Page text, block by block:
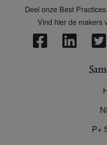
Deel onze Best
Vind hier de makers
P+